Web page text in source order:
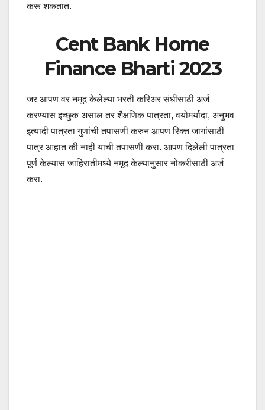
करू शकतात.
Cent Bank Home
Finance Bharti 2023
जर आपण वर नमूद केलेल्या भरती करिअर संधींसाठी अर्ज
करण्यास इच्छुक असाल तर शैक्षणिक पात्रता, वयोमर्यादा, अनुभव
इत्यादी पात्रता गुणांची तपासणी करुन आपण रिक्त जागांसाठी
पात्र आहात की नाही याची तपासणी करा. आपण दिलेली पात्रता
पूर्ण केल्यास जाहिरातीमध्ये नमूद केल्यानुसार नोकरीसाठी अर्ज
करा.